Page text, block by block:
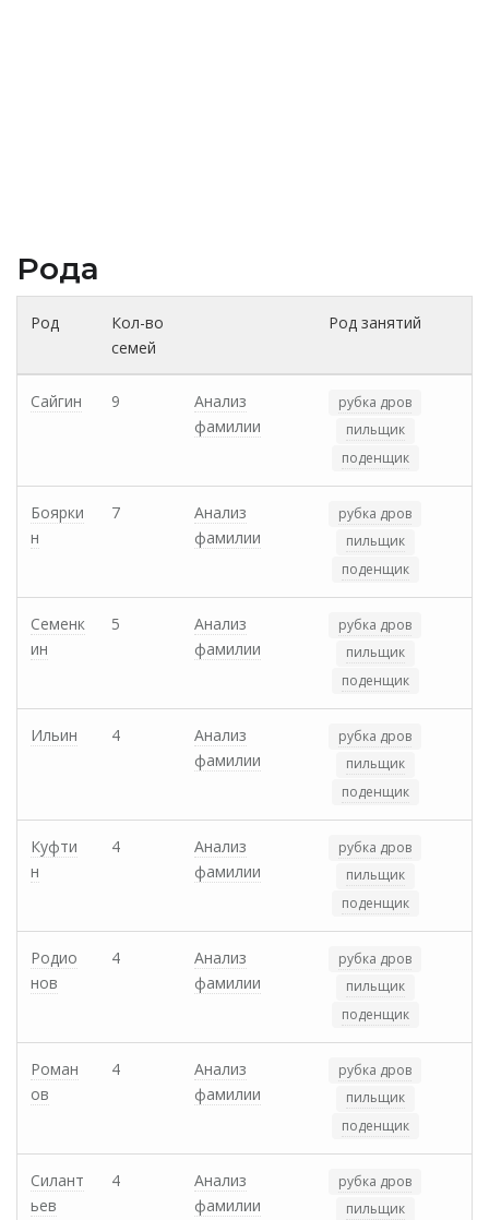
Рода
Род
Кол-во
семей
Род занятий
Сайгин 9
Анализ
фамилии
рубка дров
пильщик
поденщик
Боярки
н
7
Анализ
фамилии
рубка дров
пильщик
поденщик
Семенк
ин
5
Анализ
фамилии
рубка дров
пильщик
поденщик
Ильин 4
Анализ
фамилии
рубка дров
пильщик
поденщик
Куфти
н
4
Анализ
фамилии
рубка дров
пильщик
поденщик
Родио
нов
4
Анализ
фамилии
рубка дров
пильщик
поденщик
Роман
ов
4
Анализ
фамилии
рубка дров
пильщик
поденщик
Силант
ьев
4
Анализ
фамилии
рубка дров
пильщик